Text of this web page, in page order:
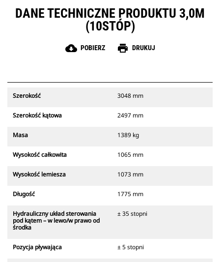
DANE TECHNICZNE PRODUKTU 3,0M
(10STÓP)
cloud_download POBIERZ print DRUKUJ
Szerokość 3048 mm
Szerokość kątowa 2497 mm
Masa 1389 kg
Wysokość całkowita 1065 mm
Wysokość lemiesza 1073 mm
Długość 1775 mm
Hydrauliczny układ sterowania
pod kątem – w lewo/w prawo od
środka
± 35 stopni
Pozycja pływająca ± 5 stopni